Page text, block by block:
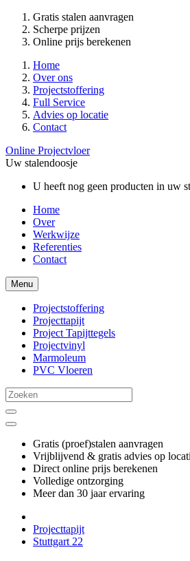
Gratis stalen aanvragen
Scherpe prijzen
Online prijs berekenen
Home
Over ons
Projectstoffering
Full Service
Advies op locatie
Contact
Online Projectvloer
Uw stalendoosje
U heeft nog geen producten in uw
Home
Over
Werkwijze
Referenties
Contact
Menu
Projectstoffering
Projecttapijt
Project Tapijttegels
Projectvinyl
Marmoleum
PVC Vloeren
Gratis (proef)stalen aanvragen
Vrijblijvend & gratis advies op
Direct online prijs berekenen
Volledige ontzorging
Meer dan 30 jaar ervaring
Projecttapijt
Stuttgart 22